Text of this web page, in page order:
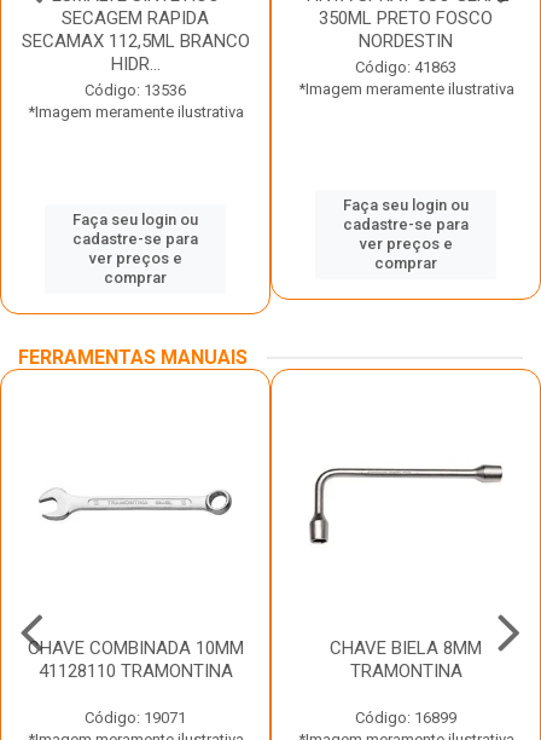
SECAGEM RAPIDA
SECAMAX 112,5ML BRANCO
HIDR...
Código: 13536
*Imagem meramente ilustrativa
Faça seu login ou
cadastre-se para
ver preços e
comprar
350ML PRETO FOSCO
NORDESTIN
Código: 41863
*Imagem meramente ilustrativa
Faça seu login ou
cadastre-se para
ver preços e
comprar
FERRAMENTAS MANUAIS
CHAVE COMBINADA 10MM
41128110 TRAMONTINA
Código: 19071
CHAVE BIELA 8MM
TRAMONTINA
Código: 16899